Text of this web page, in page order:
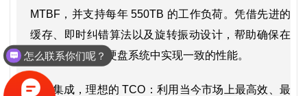
MTBF，并支持每年 550TB 的工作负荷。凭借先进的
缓存、即时纠错算法以及旋转振动设计，帮助确保在
复制和 RAID 多硬盘系统中实现一致的性能。
轻松集成，理想的 TCO：利用当今市场上最高效、最
怎么联系你们呢？